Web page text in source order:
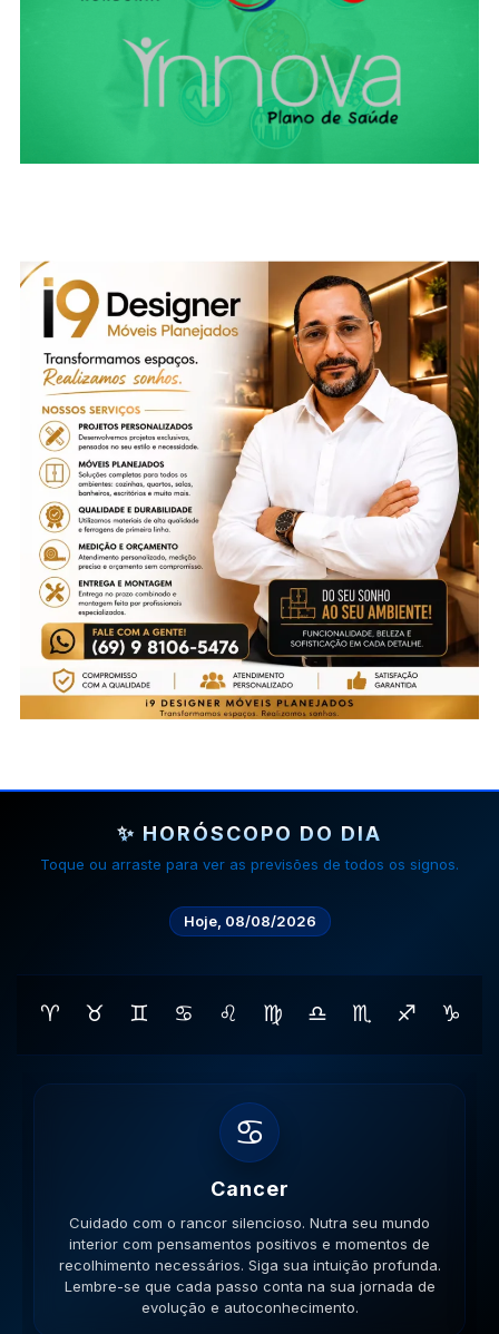
✨ HORÓSCOPO DO DIA
Toque ou arraste para ver as previsões de todos os signos.
Hoje, 08/08/2026
♈ ♉ ♊ ♋ ♌ ♍ ♎ ♏ ♐ ♑
♌
Leao
Cuidado com o egocentrismo. Seu brilho pessoal está
radiante; aproveite para inspirar todos ao seu redor
com sua luz. Brilhe com toda sua generosidade.
Lembre-se que cada passo conta na sua jornada de
evolução e autoconhecimento.